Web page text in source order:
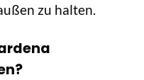
zu halten.